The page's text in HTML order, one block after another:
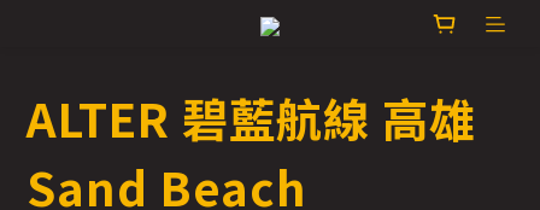
ALTER 碧藍航線 高雄
Sand Beach